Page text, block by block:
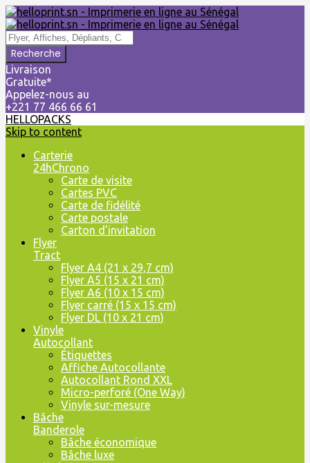
Livraison
Gratuite*
Appelez-nous au
+221 77 466 66 61
HELLOPACKS
Skip to content
Carterie
24hChrono
Carte de visite
Cartes PVC
Carte de fidélité
Carte postale
Carton d’invitation
Flyer
Tract
Flyer A4 (21 x 29,7 cm)
Flyer A5 (15 x 21 cm)
Flyer A6 (10 x 15 cm)
Flyer carré (15 x 15 cm)
Flyer DL (10 x 21 cm)
Vinyle
Autocollant
Étiquettes
Affiche Autocollante
Autocollant Rond XXL
Micro-perforé (One Way)
Vinyle sur-mesure
Bâche
Banderole
Bâche économique
Bâche luxe